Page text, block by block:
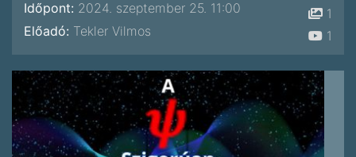
Időpont: 2024. szeptember 25. 11:00
Előadó: Tekler Vilmos
1
1